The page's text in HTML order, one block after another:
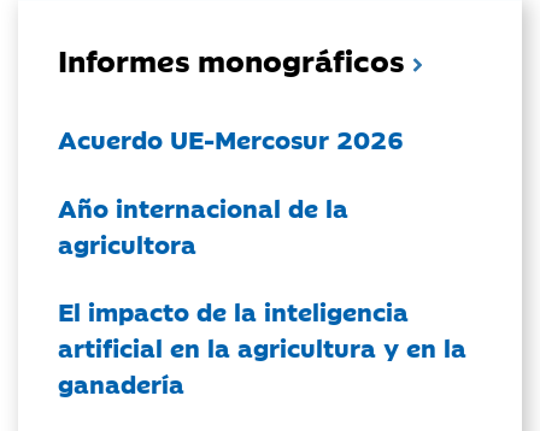
Informes monográficos
Acuerdo UE-Mercosur 2026
Año internacional de la
agricultora
El impacto de la inteligencia
artificial en la agricultura y en la
ganadería